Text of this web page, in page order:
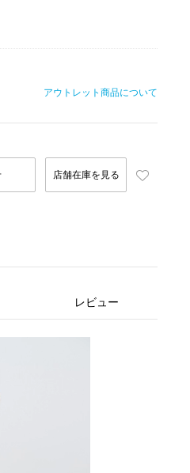
アウトレット商品について
店舗在庫を見る
レビュー